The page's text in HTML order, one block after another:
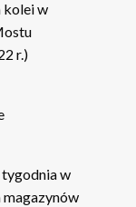
kolei w
r.)
w
magazynów